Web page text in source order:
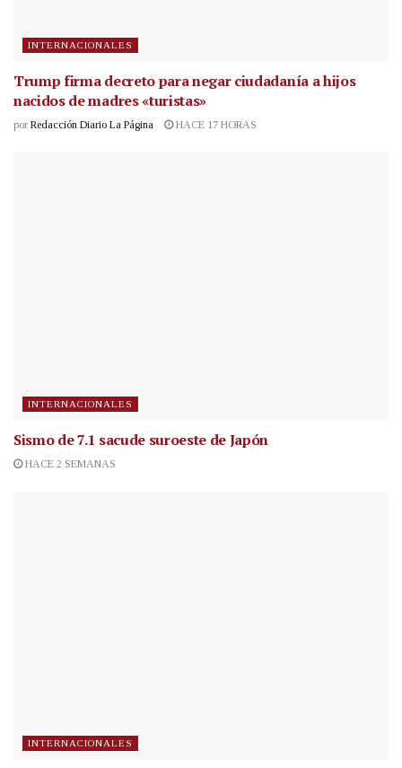
INTERNACIONALES
Trump firma decreto para negar ciudadanía a hijos
nacidos de madres «turistas»
por Redacción Diario La Página HACE 17 HORAS
INTERNACIONALES
Sismo de 7.1 sacude suroeste de Japón
HACE 2 SEMANAS
INTERNACIONALES